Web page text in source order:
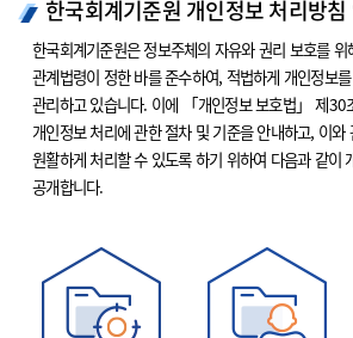
한국회계기준원 개인정보 처리방침
한국회계기준원은 정보주체의 자유와 권리 보호를
관계법령이 정한 바를 준수하여, 적법하게 개인정보를
관리하고 있습니다. 이에 「개인정보 보호법」 제30
개인정보 처리에 관한 절차 및 기준을 안내하고, 이와
원활하게 처리할 수 있도록 하기 위하여 다음과 같이
공개합니다.